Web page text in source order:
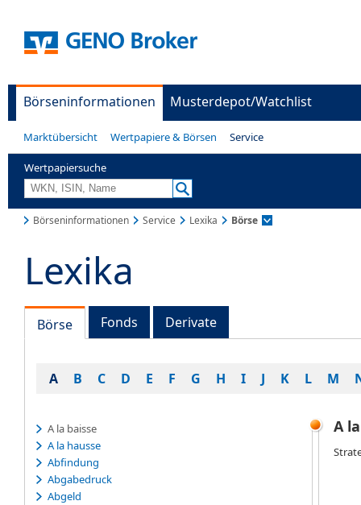
Börseninformationen Musterdepot/Watchlist
Marktübersicht Wertpapiere & Börsen Service
Wertpapiersuche
Börseninformationen Service Lexika Börse
Lexika
Börse Fonds Derivate
A B C D E F G H I J K L M
A la baisse
A la hausse
Abfindung
Abgabedruck
Abgeld
A